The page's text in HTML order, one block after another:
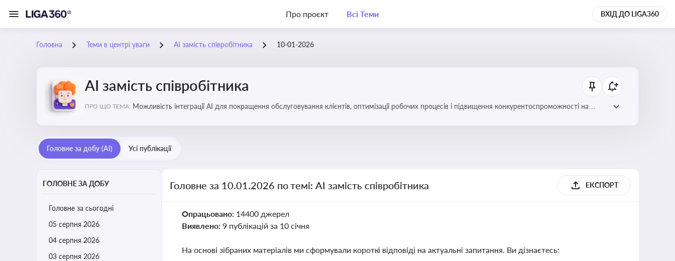
Про проєкт Всі Теми ВХІД ДО LIGA360
Головна Теми в центрі уваги АІ замість співробітника 10-01-2026
АІ замість співробітника
ПРО ЩО ТЕМА: Можливість інтеграції АІ для покращення обслуговування клієнтів, оптимізації робочих процесів і підвищення конкурентоспроможності на
Головне за добу (AI) Усі публікації
ГОЛОВНЕ ЗА ДОБУ
Головне за сьогодні
05 серпня 2026
04 серпня 2026
03 серпня 2026
Головне за 10.01.2026 по темі: АІ замість співробітника ЕКСПОРТ
Опрацьовано: 14400 джерел
Виявлено: 9 публікацій за 10 січня
На основі зібраних матеріалів ми сформували короткі відповіді на актуальні запитання. Ви дізнаєтесь: